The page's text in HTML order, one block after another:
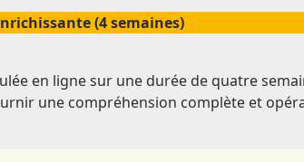
(4 semaines)
en ligne sur une durée de quatre
une compréhension complète et